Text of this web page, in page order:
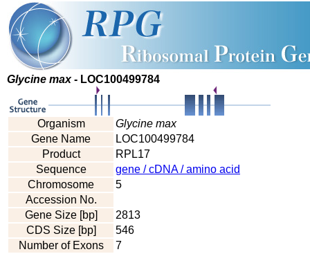
Glycine max- LOC100499784
Organism
Glycine max
Gene Name
LOC100499784
Product
RPL17
Sequence
gene / cDNA / amino acid
Chromosome
5
Accession No.
Gene Size [bp]
2813
CDS Size [bp]
546
Number of Exons
7